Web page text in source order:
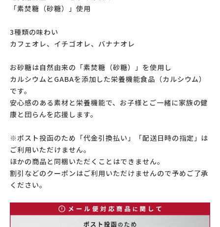
「素焚糖（砂糖）」使用
3種類の味わい
カフェオレ、イチゴオレ、バナナオレ
お砂糖は自然由来の「素焚糖（砂糖）」を使用し
カルシウムとGABAを添加した栄養機能食品（カルシウム）
です。
安心感のある素材と栄養機能で、お子様とご一緒に家族の健
康と団らんを応援します。
※ポスト投函のため「代金引換払い」「配送日時の指定」は
ご利用いただけません。
ほかの商品と同梱いただくことはできません。
割引などのクーポンはご利用いただけませんので予めご了承
ください。